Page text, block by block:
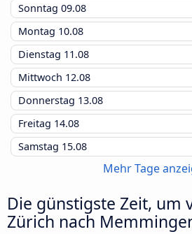
Sonntag 09.08
Montag 10.08
Dienstag 11.08
Mittwoch 12.08
Donnerstag 13.08
Freitag 14.08
Samstag 15.08
Mehr Tage
Die günstigste Zeit, um
Zürich nach